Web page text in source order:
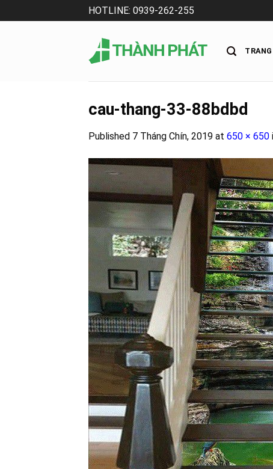
to
HOTLINE: 0939-262-255
cau-thang-33-88bdbd
Published 7 Tháng Chín, 2019 at 650 × 650